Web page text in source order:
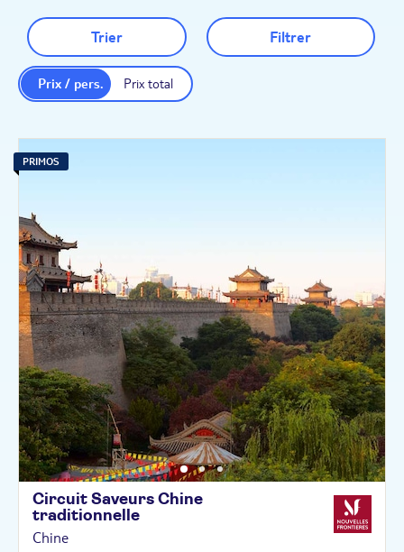
Trier Filtrer
Prix total
Prix / pers.
PRIMOS
Circuit Saveurs Chine
traditionnelle
Chine